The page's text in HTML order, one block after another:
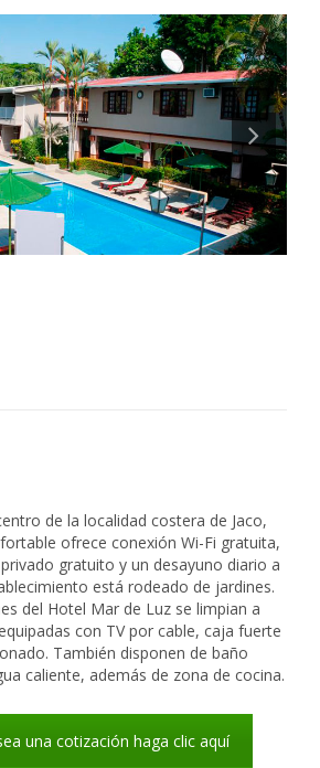
BOLSA DE EMPLEO
de la localidad costera de Jaco,
ofrece conexión Wi-Fi gratuita,
gratuito y un desayuno diario a
está rodeado de jardines.
del Hotel Mar de Luz se limpian a
con TV por cable, caja fuerte
También disponen de baño
caliente, además de zona de cocina.
una cotización haga clic aquí